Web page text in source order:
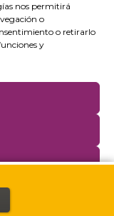
nos permitirá
o
o retirarlo
y
para hacer